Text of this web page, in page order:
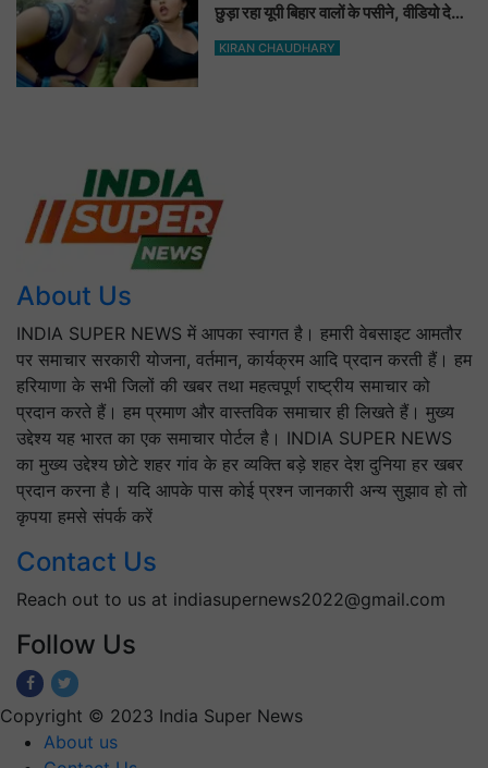
छुड़ा रहा यूपी बिहार वालों के पसीने, वीडियो देख
आप भी हो जाओगे बेकाबू
KIRAN CHAUDHARY
About Us
INDIA SUPER NEWS में आपका स्वागत है। हमारी वेबसाइट आमतौर
पर समाचार सरकारी योजना, वर्तमान, कार्यक्रम आदि प्रदान करती हैं। हम
हरियाणा के सभी जिलों की खबर तथा महत्वपूर्ण राष्ट्रीय समाचार को
प्रदान करते हैं। हम प्रमाण और वास्तविक समाचार ही लिखते हैं। मुख्य
उद्देश्य यह भारत का एक समाचार पोर्टल है। INDIA SUPER NEWS
का मुख्य उद्देश्य छोटे शहर गांव के हर व्यक्ति बड़े शहर देश दुनिया हर खबर
प्रदान करना है। यदि आपके पास कोई प्रश्न जानकारी अन्य सुझाव हो तो
कृपया हमसे संपर्क करें
Contact Us
Reach out to us at indiasupernews2022@gmail.com
Follow Us
Copyright © 2023 India Super News
About us